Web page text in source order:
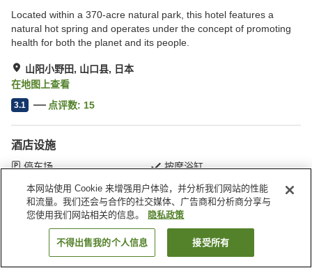
Located within a 370-acre natural park, this hotel features a
natural hot spring and operates under the concept of promoting
health for both the planet and its people.
山阳小野田, 山口县, 日本
在地图上查看
3.1 点评数: 15
酒店设施
停车场
按摩浴缸
首页 日本 山口县 山阳小野田
搜索客房
本网站使用 Cookie 来增强用户体验，并分析我们网站的性能
和流量。我们还会与合作的社交媒体、广告商和分析商分享与
您使用我们网站相关的信息。
隐私政策
不得出售我的个人信息 接受所有